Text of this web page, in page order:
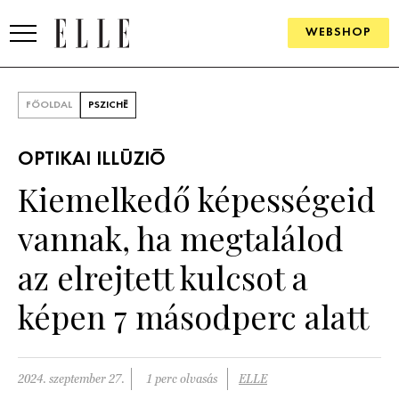
WEBSHOP
SZÉPSÉG
PSZICHÉ
PÁRKAPCSOLAT
FŐOLDAL PSZICHÉ
OPTIKAI ILLÚZIÓ
Kiemelkedő képességeid
vannak, ha megtalálod
az elrejtett kulcsot a
képen 7 másodperc alatt
2024. szeptember 27. 1 perc olvasás ELLE